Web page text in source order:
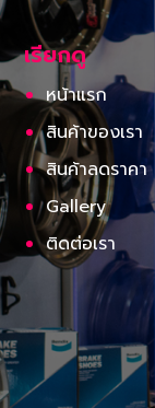
เรียกดู
หน้าแรก
สินค้าของเรา
สินค้าลดราคา
Gallery
ติดต่อเรา